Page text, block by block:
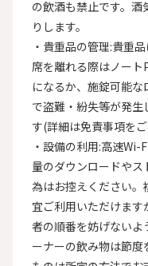
の飲酒も禁止です。
りします。
・貴重品の管理:貴重
席を離れる際はノート
になるか、施錠可能
で盗難・紛失等が発
す(詳細は免責事項をご
・設備の利用:高速
量のダウンロードや
為はお控えください
宜ご利用いただけま
者の順番を妨げないよ
ーナーの飲み物は節